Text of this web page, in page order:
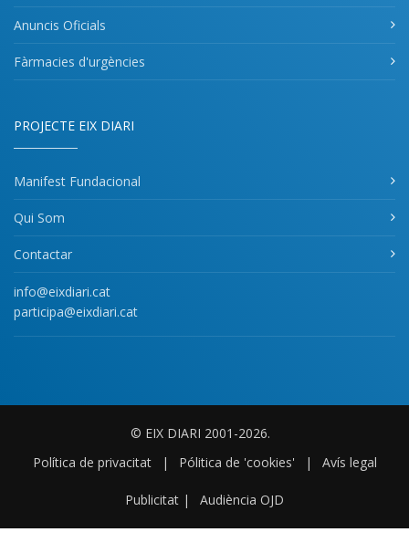
Anuncis Oficials
Fàrmacies d'urgències
PROJECTE EIX DIARI
Manifest Fundacional
Qui Som
Contactar
info@eixdiari.cat
participa@eixdiari.cat
© EIX DIARI 2001-2026.
Política de privacitat
| Pólitica de 'cookies' | Avís legal
Publicitat | Audiència OJD